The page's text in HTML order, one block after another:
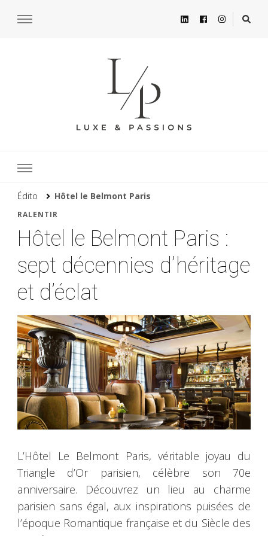
Édito Hôtel le Belmont Paris
RALENTIR
Hôtel le Belmont Paris :
sept décennies d’héritage
et d’éclat
L’Hôtel Le Belmont Paris, véritable joyau du
Triangle d’Or parisien, célèbre son 70e
anniversaire. Découvrez un lieu au charme
parisien sans égal, aux inspirations puisées de
l’époque Romantique française et du Siècle des